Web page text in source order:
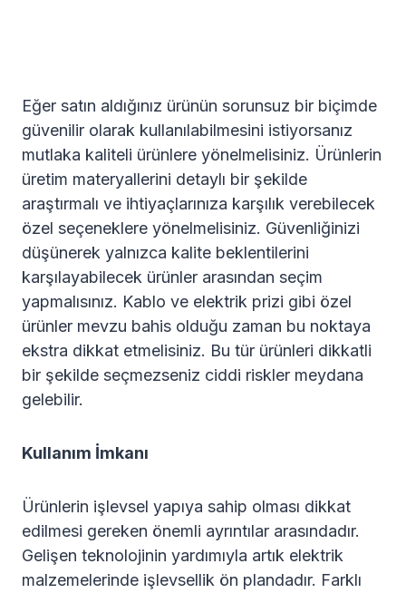
Eğer satın aldığınız ürünün sorunsuz bir biçimde
güvenilir olarak kullanılabilmesini istiyorsanız
mutlaka kaliteli ürünlere yönelmelisiniz. Ürünlerin
üretim materyallerini detaylı bir şekilde
araştırmalı ve ihtiyaçlarınıza karşılık verebilecek
özel seçeneklere yönelmelisiniz. Güvenliğinizi
düşünerek yalnızca kalite beklentilerini
karşılayabilecek ürünler arasından seçim
yapmalısınız. Kablo ve elektrik prizi gibi özel
ürünler mevzu bahis olduğu zaman bu noktaya
ekstra dikkat etmelisiniz. Bu tür ürünleri dikkatli
bir şekilde seçmezseniz ciddi riskler meydana
gelebilir.
Kullanım İmkanı
Ürünlerin işlevsel yapıya sahip olması dikkat
edilmesi gereken önemli ayrıntılar arasındadır.
Gelişen teknolojinin yardımıyla artık elektrik
malzemelerinde işlevsellik ön plandadır. Farklı